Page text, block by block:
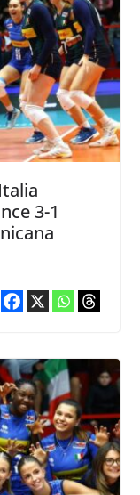
3-1